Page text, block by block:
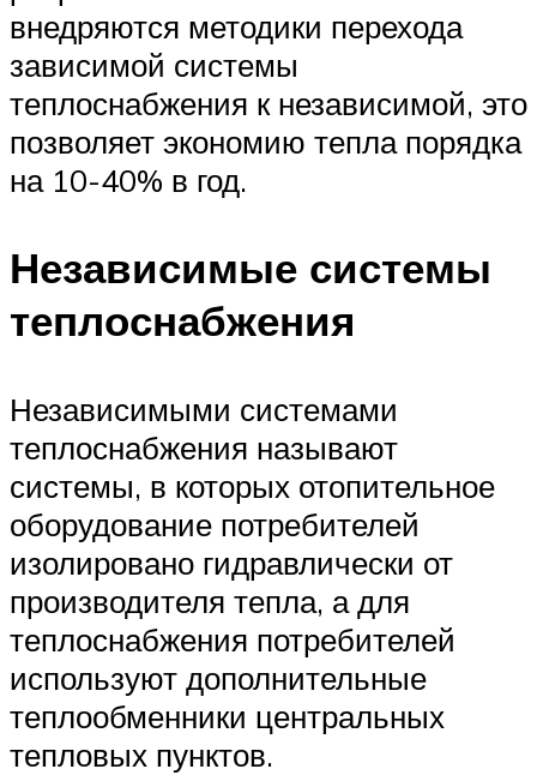
внедряются методики перехода
зависимой системы
теплоснабжения к независимой, это
позволяет экономию тепла порядка
на 10-40% в год.
Независимые системы
теплоснабжения
Независимыми системами
теплоснабжения называют
системы, в которых отопительное
оборудование потребителей
изолировано гидравлически от
производителя тепла, а для
теплоснабжения потребителей
используют дополнительные
теплообменники центральных
тепловых пунктов.